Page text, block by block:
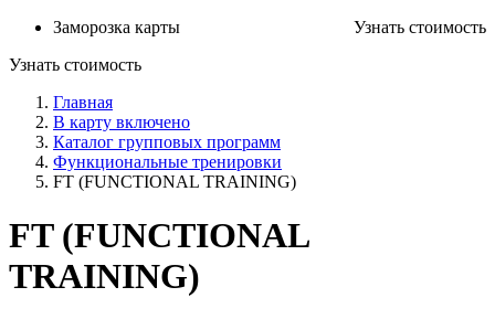
Узнать стоимость
Заморозка карты
Узнать стоимость
Главная
В карту включено
Каталог групповых программ
Функциональные тренировки
FT (FUNCTIONAL TRAINING)
FT (FUNCTIONAL
TRAINING)